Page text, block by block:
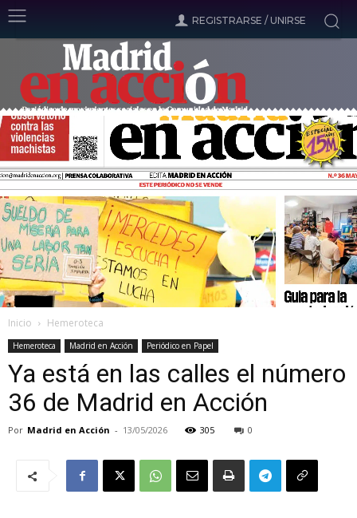
REGISTRARSE / UNIRSE
Inicio Hemeroteca
Hemeroteca Madrid en Acción Periódico en Papel
Ya está en las calles el número
36 de Madrid en Acción
Por Madrid en Acción - 13/05/2026 305 0